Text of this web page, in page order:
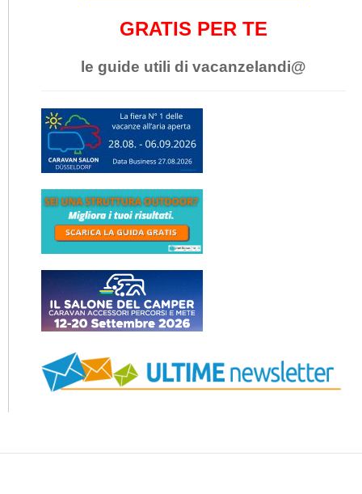
GRATIS PER TE
le guide utili di vacanzelandi@